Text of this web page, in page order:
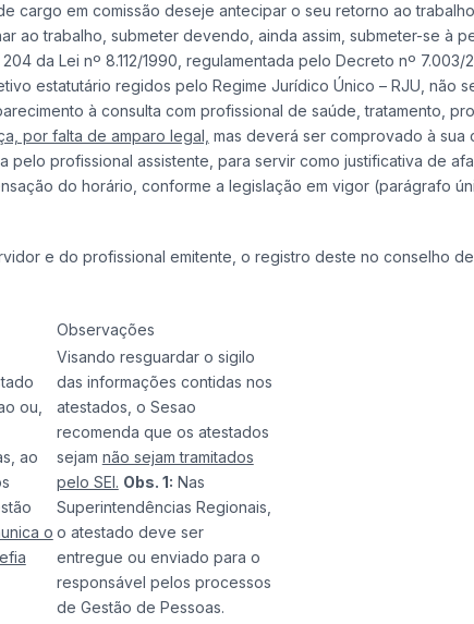
cargo em comissão deseje antecipar o seu retorno ao
ao trabalho, submeter devendo, ainda assim, submeter-se à
da Lei nº 8.112/1990, regulamentada pelo Decreto nº
estatutário regidos pelo Regime Jurídico Único – RJU, não
à consulta com profissional de saúde, tratamento,
por falta de amparo legal, mas deverá ser comprovado à sua
profissional assistente, para servir como justificativa de
do horário, conforme a legislação em vigor (parágrafo
e do profissional emitente, o registro deste no conselho
Observações
ou,
ao
o
Visando resguardar o sigilo
das informações contidas nos
atestados, o Sesao
recomenda que os atestados
sejam não sejam tramitados
pelo SEI. Obs. 1: Nas
Superintendências Regionais,
o atestado deve ser
entregue ou enviado para o
responsável pelos processos
de Gestão de Pessoas.